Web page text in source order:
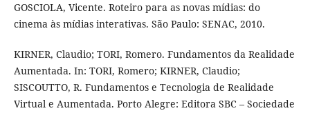
GOSCIOLA, Vicente. Roteiro para as novas mídias: do
cinema às mídias interativas. São Paulo: SENAC, 2010.
KIRNER, Claudio; TORI, Romero. Fundamentos da Realidade
Aumentada. In: TORI, Romero; KIRNER, Claudio;
SISCOUTTO, R. Fundamentos e Tecnologia de Realidade
Virtual e Aumentada. Porto Alegre: Editora SBC – Sociedade